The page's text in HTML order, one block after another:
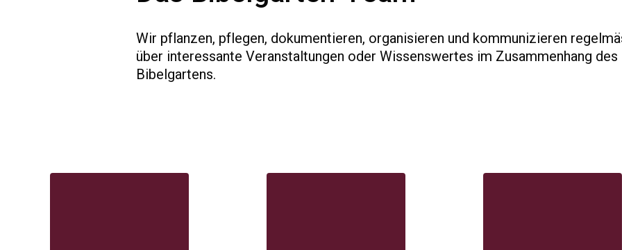
Wir pflanzen, pflegen, dokumentieren, organisieren und kommunizieren
über interessante Veranstaltungen oder Wissenswertes im Zusammenhang des
Bibelgartens.